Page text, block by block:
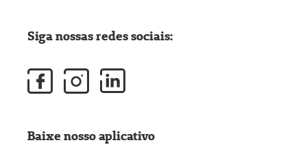
Siga nossas redes sociais:
Baixe nosso aplicativo